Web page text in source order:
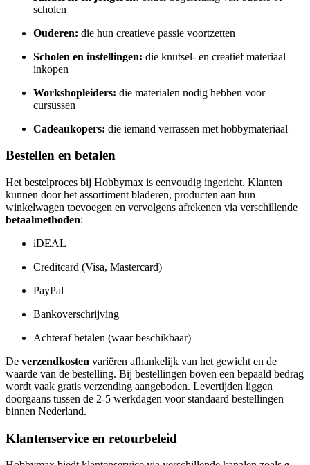
scholen
Ouderen: die hun creatieve passie voortzetten
Scholen en instellingen: die knutsel- en creatief materiaal
inkopen
Workshopleiders: die materialen nodig hebben voor
cursussen
Cadeaukopers: die iemand verrassen met hobbymateriaal
Bestellen en betalen
Het bestelproces bij Hobbymax is eenvoudig ingericht. Klanten
kunnen door het assortiment bladeren, producten aan hun
winkelwagen toevoegen en vervolgens afrekenen via verschillende
betaalmethoden:
iDEAL
Creditcard (Visa, Mastercard)
PayPal
Bankoverschrijving
Achteraf betalen (waar beschikbaar)
De verzendkosten variëren afhankelijk van het gewicht en de
waarde van de bestelling. Bij bestellingen boven een bepaald bedrag
wordt vaak gratis verzending aangeboden. Levertijden liggen
doorgaans tussen de 2-5 werkdagen voor standaard bestellingen
binnen Nederland.
Klantenservice en retourbeleid